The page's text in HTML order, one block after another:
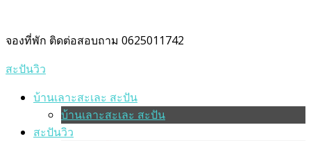
จองที่พัก ติดต่อสอบถาม 0625011742
สะปันวิว
บ้านเลาะสะเละ สะปัน
บ้านเลาะสะเละ สะปัน
สะปันวิว